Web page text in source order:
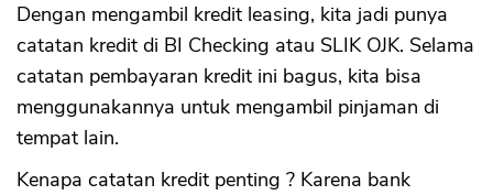
Dengan mengambil kredit leasing, kita jadi punya
catatan kredit di BI Checking atau SLIK OJK. Selama
catatan pembayaran kredit ini bagus, kita bisa
menggunakannya untuk mengambil pinjaman di
tempat lain.
Kenapa catatan kredit penting ? Karena bank